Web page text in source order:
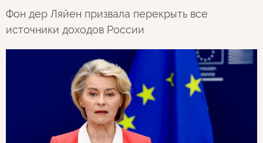
Фон дер Ляйен призвала перекрыть все
источники доходов России